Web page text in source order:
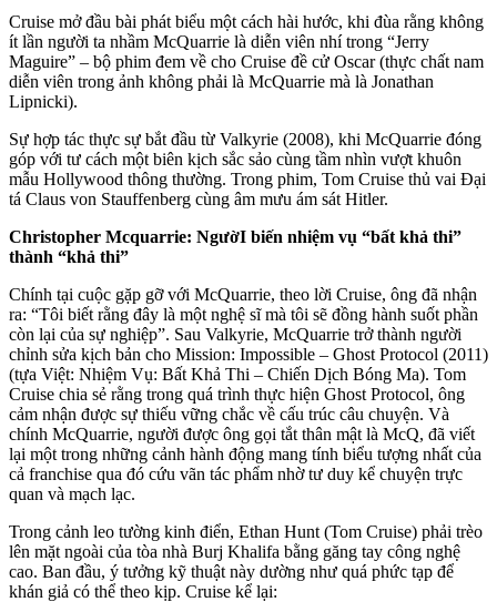
Cruise mở đầu bài phát biểu một cách hài hước, khi đùa rằng không
ít lần người ta nhầm McQuarrie là diễn viên nhí trong “Jerry
Maguire” – bộ phim đem về cho Cruise đề cử Oscar (thực chất nam
diễn viên trong ảnh không phải là McQuarrie mà là Jonathan
Lipnicki).
Sự hợp tác thực sự bắt đầu từ Valkyrie (2008), khi McQuarrie đóng
góp với tư cách một biên kịch sắc sảo cùng tầm nhìn vượt khuôn
mẫu Hollywood thông thường. Trong phim, Tom Cruise thủ vai Đại
tá Claus von Stauffenberg cùng âm mưu ám sát Hitler.
Christopher Mcquarrie: NgườI biến nhiệm vụ “bất khả thi”
thành “khả thi”
Chính tại cuộc gặp gỡ với McQuarrie, theo lời Cruise, ông đã nhận
ra: “Tôi biết rằng đây là một nghệ sĩ mà tôi sẽ đồng hành suốt phần
còn lại của sự nghiệp”. Sau Valkyrie, McQuarrie trở thành người
chỉnh sửa kịch bản cho Mission: Impossible – Ghost Protocol (2011)
(tựa Việt: Nhiệm Vụ: Bất Khả Thi – Chiến Dịch Bóng Ma). Tom
Cruise chia sẻ rằng trong quá trình thực hiện Ghost Protocol, ông
cảm nhận được sự thiếu vững chắc về cấu trúc câu chuyện. Và
chính McQuarrie, người được ông gọi tắt thân mật là McQ, đã viết
lại một trong những cảnh hành động mang tính biểu tượng nhất của
cả franchise qua đó cứu vãn tác phẩm nhờ tư duy kể chuyện trực
quan và mạch lạc.
Trong cảnh leo tường kinh điển, Ethan Hunt (Tom Cruise) phải trèo
lên mặt ngoài của tòa nhà Burj Khalifa bằng găng tay công nghệ
cao. Ban đầu, ý tưởng kỹ thuật này dường như quá phức tạp để
khán giả có thể theo kịp. Cruise kể lại: